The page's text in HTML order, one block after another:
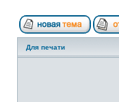
Для печати